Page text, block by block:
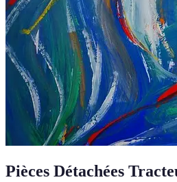
Pièces Détachées